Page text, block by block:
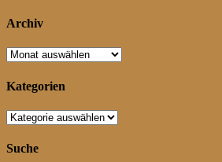
Archiv
Archiv
Kategorien
Kategorien
Suche